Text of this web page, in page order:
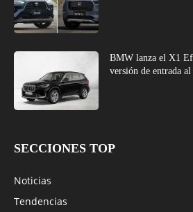
BMW lanza el X1
versión de entrada
SECCIONES TOP
Noticias
Tendencias